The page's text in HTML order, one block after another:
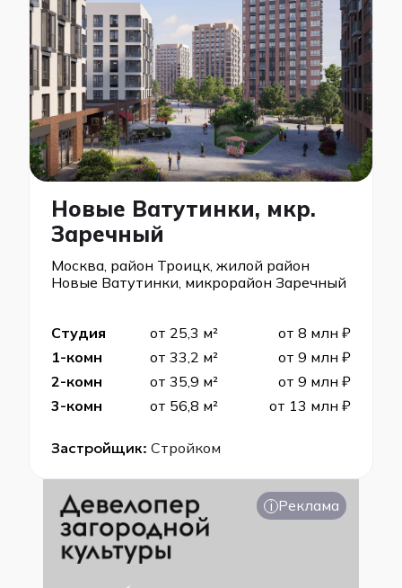
Новые Ватутинки, мкр.
Заречный
Москва, район Троицк, жилой район
Новые Ватутинки, микрорайон Заречный
Студия от 25,3 м²
от 8 млн ₽
1-комн
от 33,2 м²
от 9 млн ₽
2-комн
от 35,9 м²
от 9 млн ₽
3-комн
от 56,8 м² от 13 млн ₽
Застройщик: Стройком
i Реклама